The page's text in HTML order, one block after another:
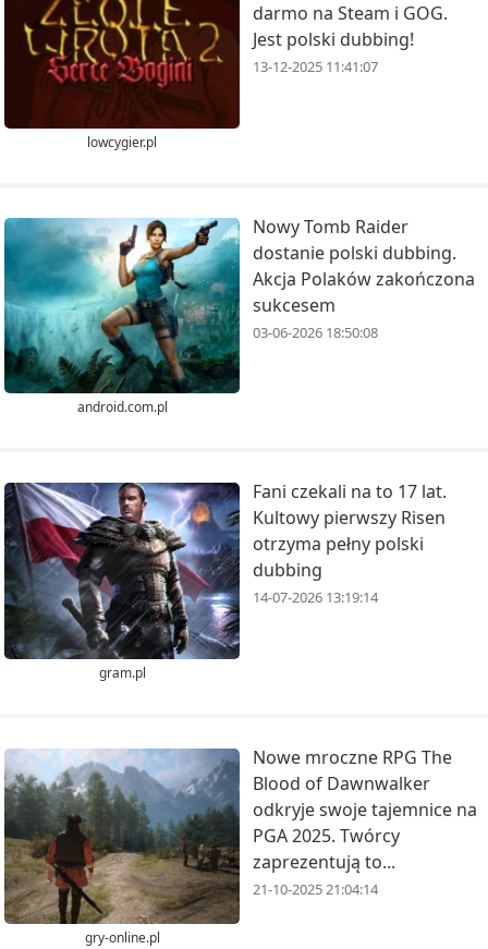
lowcygier.pl
darmo na Steam i GOG.
Jest polski dubbing!
13-12-2025 11:41:07
android.com.pl
Nowy Tomb Raider
dostanie polski dubbing.
Akcja Polaków zakończona
sukcesem
03-06-2026 18:50:08
gram.pl
Fani czekali na to 17 lat.
Kultowy pierwszy Risen
otrzyma pełny polski
dubbing
14-07-2026 13:19:14
gry-online.pl
Nowe mroczne RPG The
Blood of Dawnwalker
odkryje swoje tajemnice na
PGA 2025. Twórcy
zaprezentują to...
21-10-2025 21:04:14